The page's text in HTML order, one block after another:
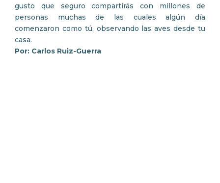
gusto que seguro compartirás con millones de
personas muchas de las cuales algún día
comenzaron como tú, observando las aves desde tu
casa.
Por: Carlos Ruiz-Guerra